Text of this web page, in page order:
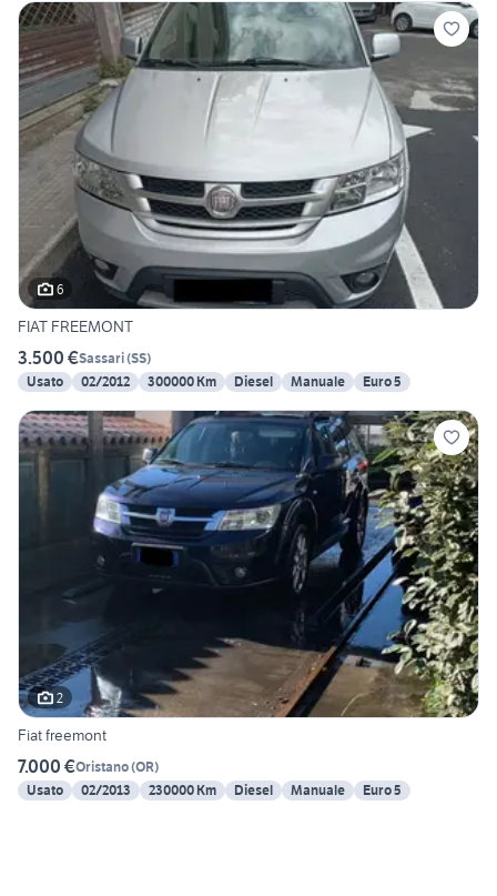
6
FIAT FREEMONT
3.500 €Sassari(SS)
Usato
02/2012 300000 Km Diesel Manuale Euro 5
2
Fiat freemont
7.000 €Oristano(OR)
Usato
02/2013 230000 Km Diesel Manuale Euro 5